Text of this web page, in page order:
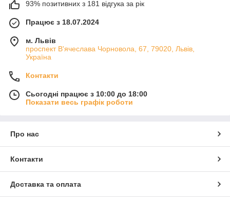
93% позитивних з 181 відгука за рік
Працює з 18.07.2024
м. Львів
проспект В'ячеслава Чорновола, 67, 79020, Львів,
Україна
Контакти
Сьогодні працює з 10:00 до 18:00
Показати весь графік роботи
Про нас
Контакти
Доставка та оплата